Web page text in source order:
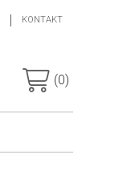
KONTAKT
(0)